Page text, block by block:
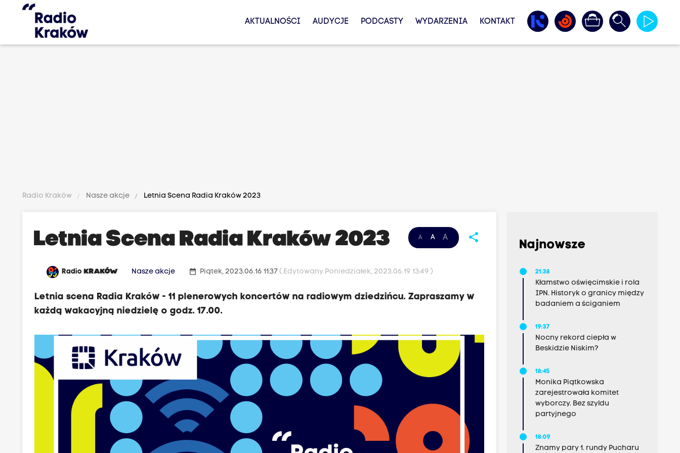
AKTUALNOŚCI AUDYCJE PODCASTY WYDARZENIA KONTAKT
Radio Kraków Nasze akcje Letnia Scena Radia Kraków 2023
A A A share
Letnia Scena Radia Kraków 2023
RadioKRAKÓW Nasze akcje date_range Piątek, 2023.06.16 11:37( Edytowany Poniedziałek, 2023.06.19 13:49 )
Letnia scena Radia Kraków - 11 plenerowych koncertów na radiowym dziedzińcu. Zapraszamy w
każdą wakacyjną niedzielę o godz. 17.00.
Najnowsze
21:38
Kłamstwo oświęcimskie i rola
IPN. Historyk o granicy między
badaniem a ściganiem
19:37
Nocny rekord ciepła w
Beskidzie Niskim?
18:45
Monika Piątkowska
zarejestrowała komitet
wyborczy. Bez szyldu
partyjnego
18:09
Znamy pary 1. rundy Pucharu